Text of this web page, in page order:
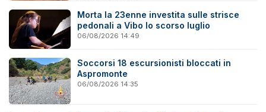
Morta la 23enne investita sulle strisce
pedonali a Vibo lo scorso luglio
06/08/2026 14:49
Soccorsi 18 escursionisti bloccati in
Aspromonte
06/08/2026 14:35